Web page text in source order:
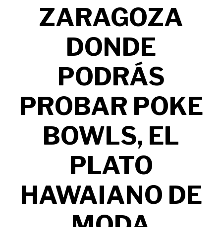
ZARAGOZA
DONDE
PODRÁS
PROBAR POKE
BOWLS, EL
PLATO
HAWAIANO DE